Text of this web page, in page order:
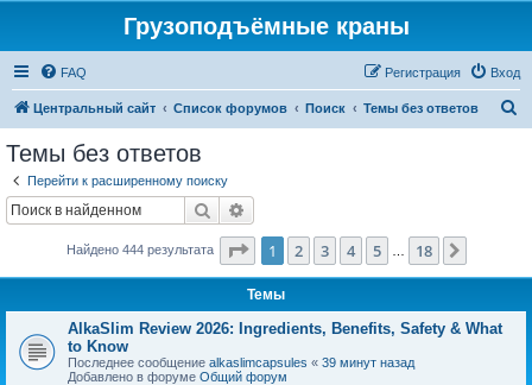
Грузоподъёмные краны
FAQ Вход
Регистрация
Центральный сайт Список форумов Поиск Темы без ответов
Темы без ответов
Перейти к расширенному поиску
Поиск
Найдено 444 результата Страница из 18
1 2 3 4 5 18
Темы
AlkaSlim Review 2026: Ingredients, Benefits, Safety & What
to Know
Последнее сообщение alkaslimcapsules « 39 минут назад
Добавлено в форуме Общий форум